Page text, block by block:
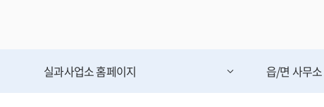
실과사업소홈페이지 읍/면 사무소